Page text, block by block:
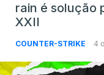
rain é solução
XXII
COUNTER-STRIKE 4